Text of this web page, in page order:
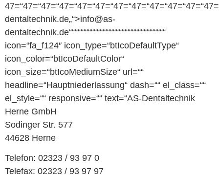
dentaltechnik.de„“>info@as-
dentaltechnik.de“““““““““““““““““““““““““““““““““
icon=“fa_f124″ icon_type=“btIcoDefaultType“
icon_color=“btIcoDefaultColor“
icon_size=“btIcoMediumSize“ url=““
headline=“Hauptniederlassung“ dash=““ el_class=““
el_style=““ responsive=““ text=“AS-Dentaltechnik
Herne GmbH
Sodinger Str. 577
44628 Herne
Telefon: 02323 / 93 97 0
Telefax: 02323 / 93 97 97